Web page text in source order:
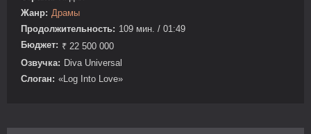
Жанр: Драмы
Продолжительность: 109 мин. / 01:49
Бюджет: ₹ 22 500 000
Озвучка: Diva Universal
Слоган: «Log Into Love»